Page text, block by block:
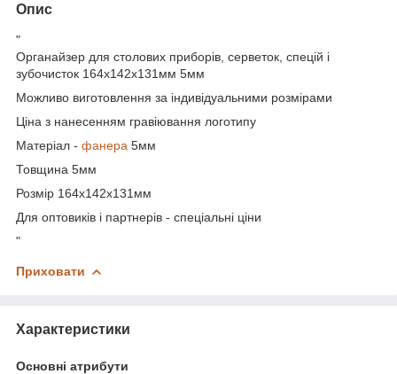
Опис
"
Органайзер для столових приборів, серветок, спецій і
зубочисток 164х142х131мм 5мм
Можливо виготовлення за індивідуальними розмірами
Ціна з нанесенням гравіювання логотипу
Матеріал - фанера 5мм
Товщина 5мм
Розмір 164х142х131мм
Для оптовиків і партнерів - спеціальні ціни
"
Приховати
Характеристики
Основні атрибути